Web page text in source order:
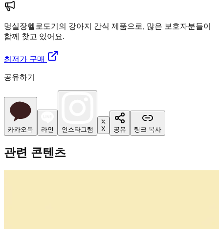
멍실장헬로도기의 강아지 간식 제품으로, 많은 보호자분들이
함께 찾고 있어요.
최저가 구매
공유하기
카카오톡 라인 인스타그램 X 공유 링크 복사
관련 콘텐츠